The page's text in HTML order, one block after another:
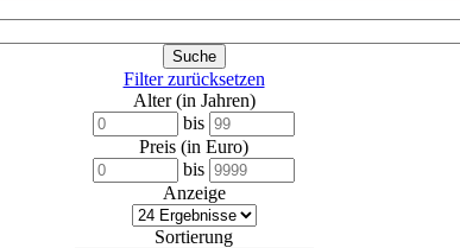
Filter zurücksetzen
Alter (in Jahren)
bis
Preis (in Euro)
bis
Anzeige
Sortierung